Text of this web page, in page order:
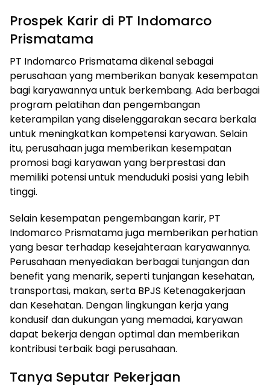
Prospek Karir di PT Indomarco
Prismatama
PT Indomarco Prismatama dikenal sebagai
perusahaan yang memberikan banyak kesempatan
bagi karyawannya untuk berkembang. Ada berbagai
program pelatihan dan pengembangan
keterampilan yang diselenggarakan secara berkala
untuk meningkatkan kompetensi karyawan. Selain
itu, perusahaan juga memberikan kesempatan
promosi bagi karyawan yang berprestasi dan
memiliki potensi untuk menduduki posisi yang lebih
tinggi.
Selain kesempatan pengembangan karir, PT
Indomarco Prismatama juga memberikan perhatian
yang besar terhadap kesejahteraan karyawannya.
Perusahaan menyediakan berbagai tunjangan dan
benefit yang menarik, seperti tunjangan kesehatan,
transportasi, makan, serta BPJS Ketenagakerjaan
dan Kesehatan. Dengan lingkungan kerja yang
kondusif dan dukungan yang memadai, karyawan
dapat bekerja dengan optimal dan memberikan
kontribusi terbaik bagi perusahaan.
Tanya Seputar Pekerjaan